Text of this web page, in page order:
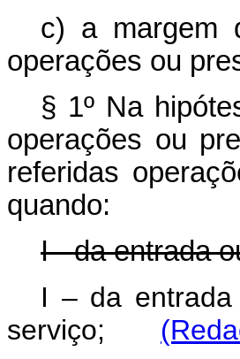
c) a margem
operações ou
§ 1º Na
operações ou
referidas
quando:
I - da entrada
I – da
serviço;